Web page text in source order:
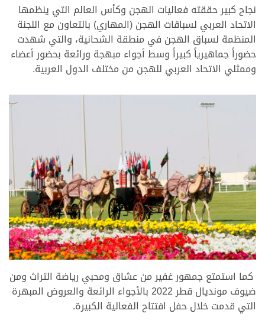
نجاح كبير حققته فعاليات الهجن وكأس العالم التي ينظمها
الاتحاد العربي لسباقات الهجن (المهاري) بالتعاون مع اللجنة
المنظمة لسباق الهجن في منطقة الشحانية، والتي شهدت
حضوراً جماهيرياً كبيراً وسط أجواء مبهجة ورائعة بحضور أعضاء
وممثلي الاتحاد العربي للهجن من مختلف الدول العربية.
كما استمتع جمهور غفير من عشاق ومحبي رياضة التراث ومن
ضيوف مونديال قطر 2022 بالأجواء الرائعة والعروض المبهرة
التي قدمت خلال حفل افتتاح الفعالية الكبيرة.